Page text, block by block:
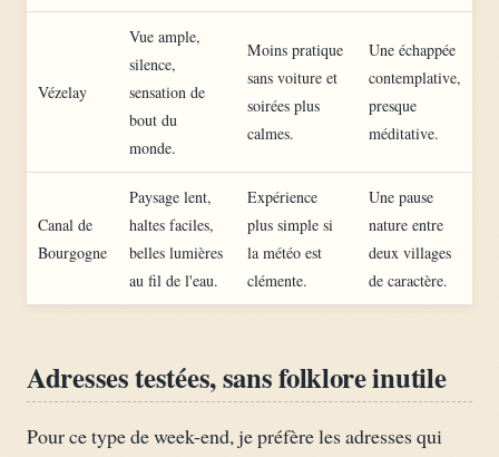
Vézelay
Vue ample,
silence,
sensation de
bout du
monde.
Moins pratique
sans voiture et
soirées plus
calmes.
Une échappée
contemplative,
presque
méditative.
Canal de
Bourgogne
Paysage lent,
haltes faciles,
belles lumières
au fil de l'eau.
Expérience
plus simple si
la météo est
clémente.
Une pause
nature entre
deux villages
de caractère.
Adresses testées, sans folklore inutile
Pour ce type de week-end, je préfère les adresses qui